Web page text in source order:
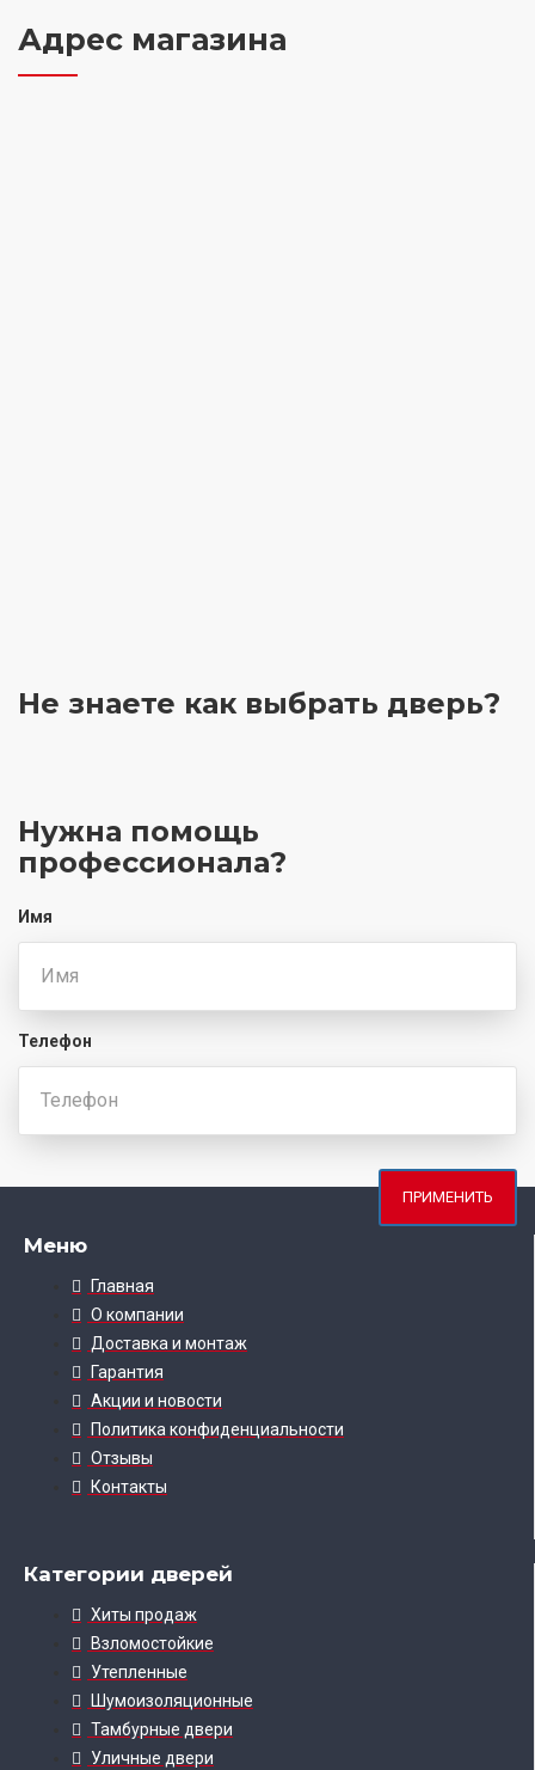
Адрес магазина
Не знаете как выбрать дверь?
Нужна помощь
профессионала?
Имя
Телефон
ПРИМЕНИТЬ
Меню
Главная
О компании
Доставка и монтаж
Гарантия
Акции и новости
Политика конфиденциальности
Отзывы
Контакты
Категории дверей
Хиты продаж
Взломостойкие
Утепленные
Шумоизоляционные
Тамбурные двери
Уличные двери